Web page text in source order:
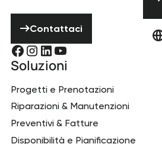
Contattaci
Soluzioni
Progetti e Prenotazioni
Riparazioni & Manutenzioni
Preventivi & Fatture
Disponibilità e Pianificazione